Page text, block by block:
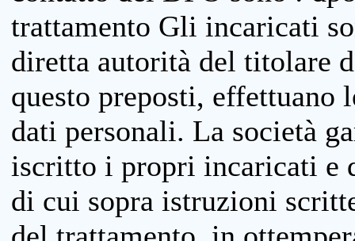
trattamento Gli incaricati
diretta autorità del titolare
questo preposti, effettuano
dati personali. La società
iscritto i propri incaricati e
di cui sopra istruzioni